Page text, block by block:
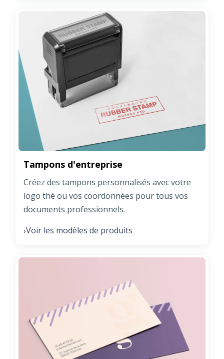
Tampons d'entreprise
Créez des tampons personnalisés avec votre
logo thé ou vos coordonnées pour tous vos
documents professionnels.
›Voir les modèles de produits